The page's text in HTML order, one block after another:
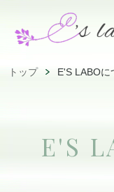
トップ E'S LABOに
E'S